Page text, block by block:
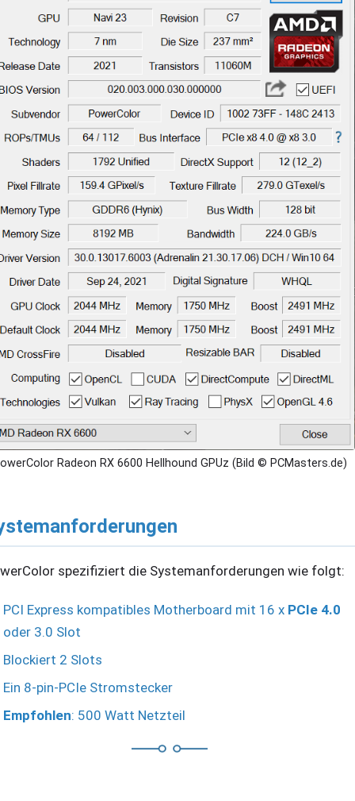
Radeon RX 6600 Hellhound GPUz (Bild © PCMasters.de)
spezifiziert die Systemanforderungen wie folgt:
PCI Express kompatibles Motherboard mit 16 x PCIe 4.0
oder 3.0 Slot
Blockiert 2 Slots
Ein 8-pin-PCIe Stromstecker
Empfohlen: 500 Watt Netzteil